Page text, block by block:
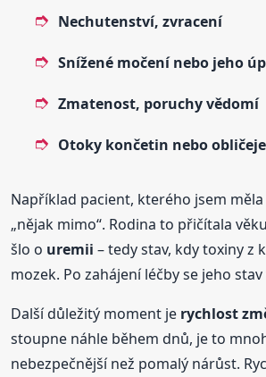
Nechutenství, zvracení
Snížené močení nebo jeho
Zmatenost, poruchy vědomí
Otoky končetin nebo obličeje
Například pacient, kterého jsem měla
„nějak mimo“. Rodina to přičítala
šlo o uremii – tedy stav, kdy toxiny z
mozek. Po zahájení léčby se jeho
Další důležitý moment je rychlost
stoupne náhle během dnů, je to
nebezpečnější než pomalý nárůst.